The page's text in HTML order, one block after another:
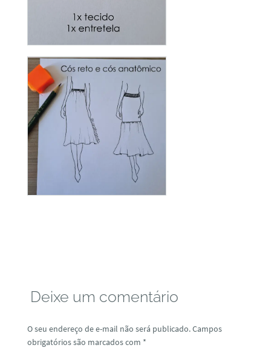
Deixe um comentário
O seu endereço de e-mail não será publicado.Campos
obrigatórios são marcados com *